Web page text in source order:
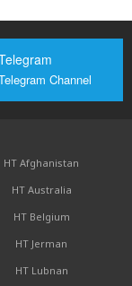
Channel
HT Afghanistan
HT Australia
HT Belgium
HT Jerman
HT Lubnan